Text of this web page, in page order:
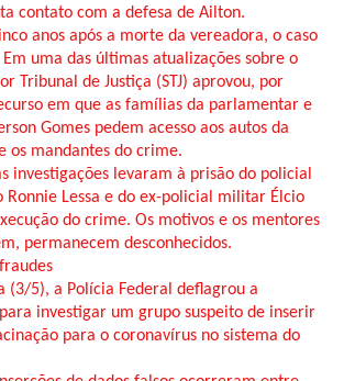
contato com a defesa de Ailton.
anos após a morte da vereadora, o caso
uma das últimas atualizações sobre o
Tribunal de Justiça (STJ) aprovou, por
em que as famílias da parlamentar e
Gomes pedem acesso aos autos da
os mandantes do crime.
investigações levaram à prisão do policial
Lessa e do ex-policial militar Élcio
do crime. Os motivos e os mentores
permanecem desconhecidos.
(3/5), a Polícia Federal deflagrou a
investigar um grupo suspeito de inserir
para o coronavírus no sistema do